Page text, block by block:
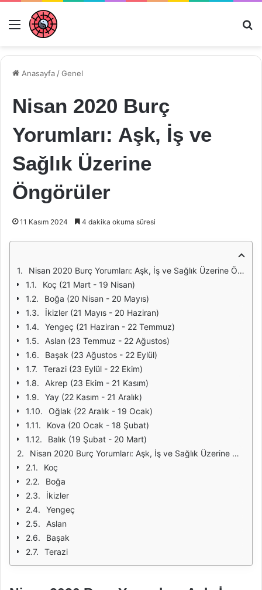
Menü
Anasayfa /Genel
Nisan 2020 Burç
Yorumları: Aşk, İş ve
Sağlık Üzerine
Öngörüler
11 Kasım 2024 4 dakika okuma süresi
Nisan 2020 Burç Yorumları: Aşk, İş ve Sağlık Üzerine Öngörüler
Koç (21 Mart - 19 Nisan)
Boğa (20 Nisan - 20 Mayıs)
İkizler (21 Mayıs - 20 Haziran)
Yengeç (21 Haziran - 22 Temmuz)
Aslan (23 Temmuz - 22 Ağustos)
Başak (23 Ağustos - 22 Eylül)
Terazi (23 Eylül - 22 Ekim)
Akrep (23 Ekim - 21 Kasım)
Yay (22 Kasım - 21 Aralık)
Oğlak (22 Aralık - 19 Ocak)
Kova (20 Ocak - 18 Şubat)
Balık (19 Şubat - 20 Mart)
Nisan 2020 Burç Yorumları: Aşk, İş ve Sağlık Üzerine Öngörüler
Koç
Boğa
İkizler
Yengeç
Aslan
Başak
Terazi